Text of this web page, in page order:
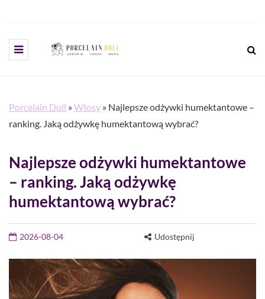
Porcelain Doll »Włosy » Najlepsze odżywki humektantowe –
ranking. Jaką odżywkę humektantową wybrać?
Najlepsze odżywki humektantowe
– ranking. Jaką odżywkę
humektantową wybrać?
2026-08-04 Udostępnij